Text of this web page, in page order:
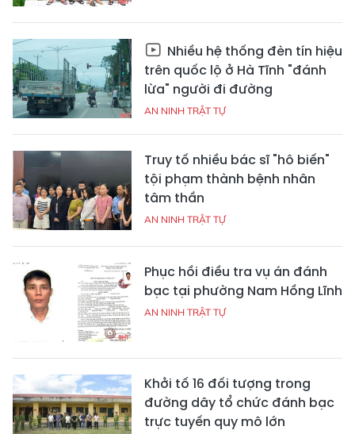
Nhiều hệ thống đèn tín hiệu
trên quốc lộ ở Hà Tĩnh "đánh
lừa" người đi đường
AN NINH TRẬT TỰ
Truy tố nhiều bác sĩ "hô biến"
tội phạm thành bệnh nhân
tâm thần
AN NINH TRẬT TỰ
Phục hồi điều tra vụ án đánh
bạc tại phường Nam Hồng Lĩnh
AN NINH TRẬT TỰ
Khởi tố 16 đối tượng trong
đường dây tổ chức đánh bạc
trực tuyến quy mô lớn